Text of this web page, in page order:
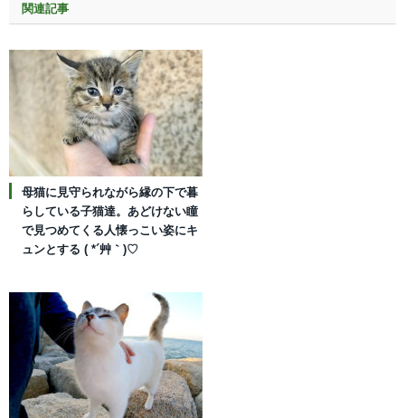
関連記事
母猫に見守られながら縁の下で暮
らしている子猫達。あどけない瞳
で見つめてくる人懐っこい姿にキ
ュンとする ( *´艸｀)♡